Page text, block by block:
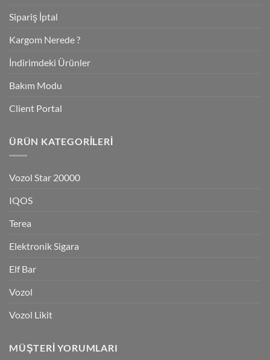
Sipariş İptal
Kargom Nerede ?
İndirimdeki Ürünler
Bakım Modu
Client Portal
ÜRÜN KATEGORILERI
Vozol Star 20000
IQOS
Terea
Elektronik Sigara
Elf Bar
Vozol
Vozol Likit
MÜŞTERI YORUMLARI